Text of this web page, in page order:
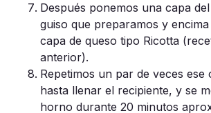
Después ponemos una capa del
guiso que preparamos y
capa de queso tipo Ricotta
anterior).
Repetimos un par de veces ese
hasta llenar el recipiente, y se
horno durante 20 minutos